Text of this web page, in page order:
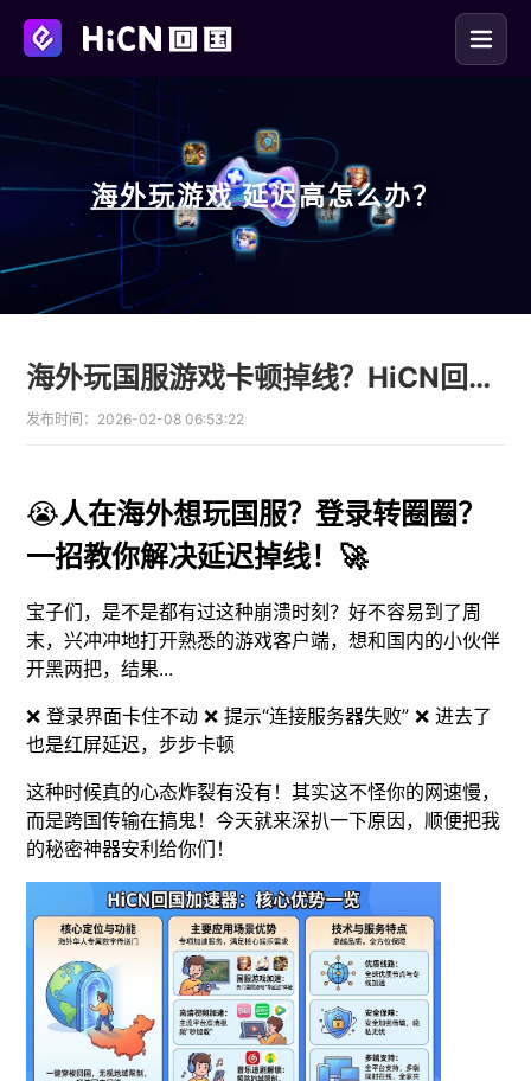
海外玩游戏 延迟高怎么办？
海外玩国服游戏卡顿掉线？HiCN回国加速器一键优化网络延迟
发布时间： 2026-02-08 06:53:22
😭人在海外想玩国服？登录转圈圈？
一招教你解决延迟掉线！🚀
宝子们，是不是都有过这种崩溃时刻？好不容易到了周
末，兴冲冲地打开熟悉的游戏客户端，想和国内的小伙伴
开黑两把，结果...
❌ 登录界面卡住不动 ❌ 提示“连接服务器失败” ❌ 进去了
也是红屏延迟，步步卡顿
这种时候真的心态炸裂有没有！其实这不怪你的网速慢，
而是跨国传输在搞鬼！今天就来深扒一下原因，顺便把我
的秘密神器安利给你们！